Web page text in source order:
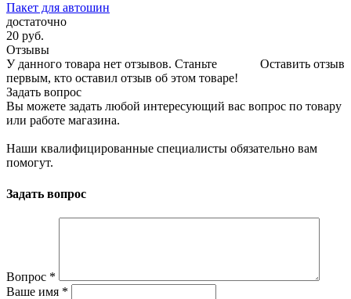
Пакет для автошин
достаточно
20 руб.
Отзывы
Оставить отзыв
У данного товара нет отзывов. Станьте
первым, кто оставил отзыв об этом товаре!
Задать вопрос
Вы можете задать любой интересующий вас вопрос по товару
или работе магазина.
Наши квалифицированные специалисты обязательно вам
помогут.
Задать вопрос
Вопрос *
Ваше имя *